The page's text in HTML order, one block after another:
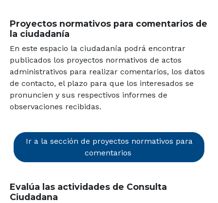
Proyectos normativos para comentarios de
la ciudadanía
En este espacio la ciudadanía podrá encontrar
publicados los proyectos normativos de actos
administrativos para realizar comentarios, los datos
de contacto, el plazo para que los interesados se
pronuncien y sus respectivos informes de
observaciones recibidas.
Ir a la sección de proyectos normativos para
comentarios
Evalúa las actividades de Consulta
Ciudadana